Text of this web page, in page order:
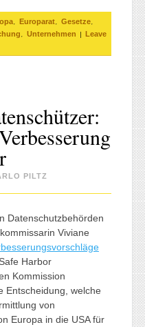
, Europarat, Gesetze,
, Unternehmen |
Leave
PILTZ
Datenschutzbehörden
Viviane
Harbor
Kommission
Entscheidung, welche
von
Europa in die USA für